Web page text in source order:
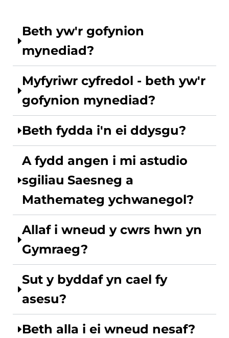
Beth yw'r gofynion
mynediad?
Myfyriwr cyfredol - beth yw'r
gofynion mynediad?
Beth fydda i'n ei ddysgu?
A fydd angen i mi astudio
sgiliau Saesneg a
Mathemateg ychwanegol?
Allaf i wneud y cwrs hwn yn
Gymraeg?
Sut y byddaf yn cael fy
asesu?
Beth alla i ei wneud nesaf?